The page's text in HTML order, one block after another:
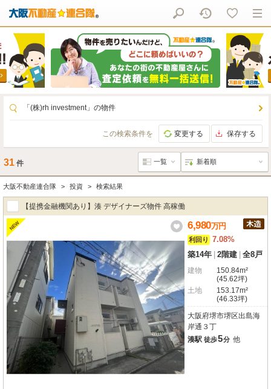
「(株)rh investment」の物件
この検索条件を 変更する 保存する
31 件
大阪不動産連合隊 投資 検索結果
【提携金融機関あり】湊 デザイナーズ物件 高稼働
NEW 6,980万円
利回り
7.08%
築14年 2階建 全8戸
建物
150.84m²
(45.62坪)
土地
153.17m²
(46.33坪)
大阪府堺市堺区出島海
岸通３丁
湊駅 徒歩5分 他